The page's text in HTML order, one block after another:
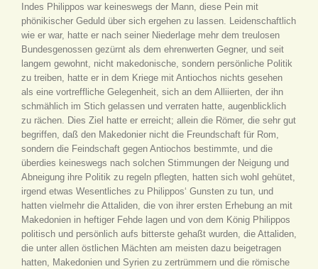
Indes Philippos war keineswegs der Mann, diese Pein mit
phönikischer Geduld über sich ergehen zu lassen. Leidenschaftlich
wie er war, hatte er nach seiner Niederlage mehr dem treulosen
Bundesgenossen gezürnt als dem ehrenwerten Gegner, und seit
langem gewohnt, nicht makedonische, sondern persönliche Politik
zu treiben, hatte er in dem Kriege mit Antiochos nichts gesehen
als eine vortreffliche Gelegenheit, sich an dem Alliierten, der ihn
schmählich im Stich gelassen und verraten hatte, augenblicklich
zu rächen. Dies Ziel hatte er erreicht; allein die Römer, die sehr gut
begriffen, daß den Makedonier nicht die Freundschaft für Rom,
sondern die Feindschaft gegen Antiochos bestimmte, und die
überdies keineswegs nach solchen Stimmungen der Neigung und
Abneigung ihre Politik zu regeln pflegten, hatten sich wohl gehütet,
irgend etwas Wesentliches zu Philippos‘ Gunsten zu tun, und
hatten vielmehr die Attaliden, die von ihrer ersten Erhebung an mit
Makedonien in heftiger Fehde lagen und von dem König Philippos
politisch und persönlich aufs bitterste gehaßt wurden, die Attaliden,
die unter allen östlichen Mächten am meisten dazu beigetragen
hatten, Makedonien und Syrien zu zertrümmern und die römische